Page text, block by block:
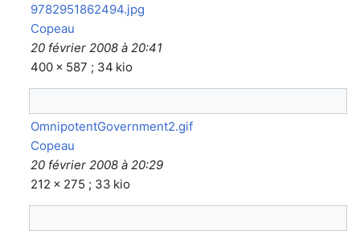
9782951862494.jpg
Copeau
20 février 2008 à 20:41
400 × 587 ; 34 kio
OmnipotentGovernment2.gif
Copeau
20 février 2008 à 20:29
212 × 275 ; 33 kio